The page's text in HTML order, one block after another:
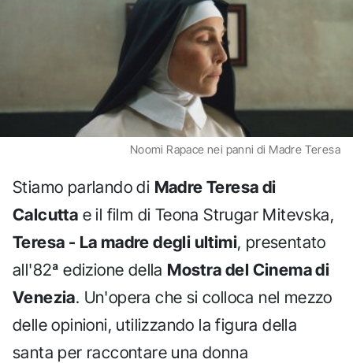
Noomi Rapace nei panni di Madre Teresa
Stiamo parlando di Madre Teresa di
Calcutta e il film di Teona Strugar Mitevska,
Teresa - La madre degli ultimi, presentato
all'82ª edizione della Mostra del Cinema di
Venezia. Un'opera che si colloca nel mezzo
delle opinioni, utilizzando la figura della
santa per raccontare una donna